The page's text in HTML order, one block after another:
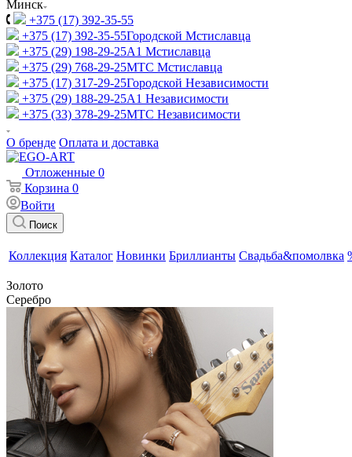
Минск
+375 (17) 392-35-55
+375 (17) 392-35-55Городской Мстиславца
+375 (29) 198-29-25A1 Мстиславца
+375 (29) 768-29-25МТС Мстиславца
+375 (17) 317-29-25Городской Независимости
+375 (29) 188-29-25A1 Независимости
+375 (33) 378-29-25МТС Независимости
О бренде Оплата и доставка
Отложенные 0
Корзина 0
Войти
Поиск
Коллекция Каталог Новинки Бриллианты Свадьба&помолвка
Золото
Серебро